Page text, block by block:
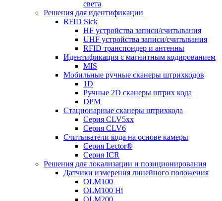
света
Решения для идентификации
RFID Sick
HF устройства записи/считывания
UHF устройства записи/считывания
RFID транспондер и антенны
Идентификация с магнитным кодированием
MIS
Мобильные ручные сканеры штрихкодов
1D
Ручные 2D сканеры штрих кода
DPM
Стационарные сканеры штрихкода
Серия CLV5xx
Серия CLV6
Считыватели кода на основе камеры
Серия Lector®
Серия ICR
Решения для локализации и позиционирования
Датчики измерения линейного положения
OLM100
OLM100 Hi
OLM200